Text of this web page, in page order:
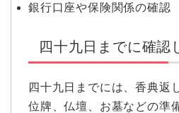
銀行口座や保険関係の確認
四十九日までに確認
四十九日までには、香典返
位牌、仏壇、お墓などの準